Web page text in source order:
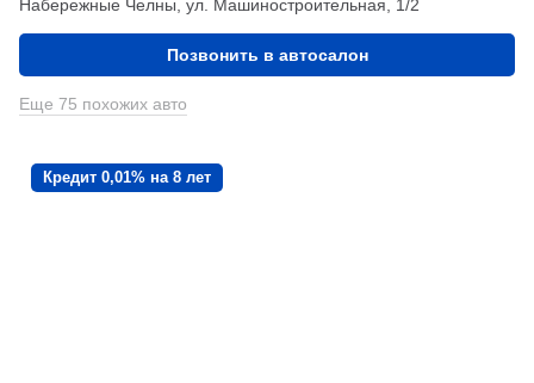
Набережные Челны, ул. Машиностроительная, 1/2
Позвонить в автосалон
Еще 75 похожих авто
Кредит 0,01% на 8 лет